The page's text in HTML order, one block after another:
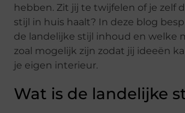
hebben. Zit jij te twijfelen of je zelf
stijl in huis haalt? In deze blog
de landelijke stijl inhoud en welke
zoal mogelijk zijn zodat jij ideeën
je eigen interieur.
Wat is de landelijke